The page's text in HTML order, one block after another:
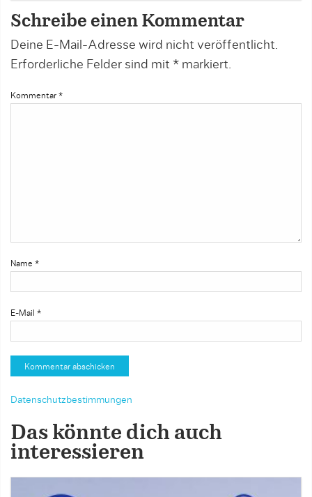
Schreibe einen Kommentar
Deine E-Mail-Adresse wird nicht veröffentlicht.
Erforderliche Felder sind mit * markiert.
Kommentar *
Name *
E-Mail *
Datenschutzbestimmungen
Das könnte dich auch
interessieren